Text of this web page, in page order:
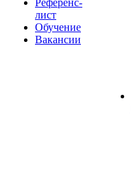
Референс-
лист
Обучение
Вакансии